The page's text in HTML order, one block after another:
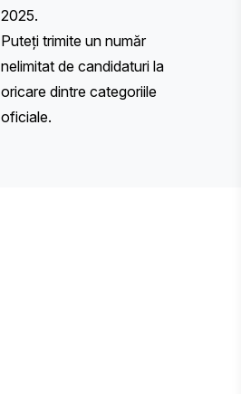
2025.
Puteți trimite un număr
nelimitat de candidaturi la
oricare dintre categoriile
oficiale.